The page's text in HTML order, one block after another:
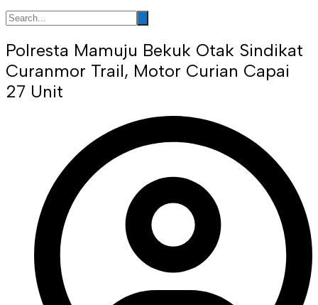
Polresta Mamuju Bekuk Otak Sindikat
Curanmor Trail, Motor Curian Capai
27 Unit